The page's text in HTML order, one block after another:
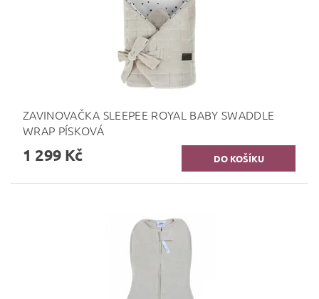
ZAVINOVAČKA SLEEPEE ROYAL BABY SWADDLE
WRAP PÍSKOVÁ
1 299 Kč